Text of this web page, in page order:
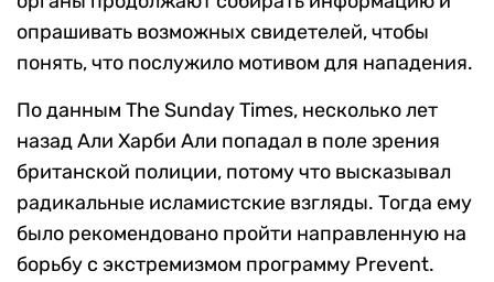
опрашивать возможных свидетелей, чтобы
понять, что послужило мотивом для нападения.
По данным The Sunday Times, несколько лет
назад Али Харби Али попадал в поле зрения
британской полиции, потому что высказывал
радикальные исламистские взгляды. Тогда ему
было рекомендовано пройти направленную на
борьбу с экстремизмом программу Prevent.